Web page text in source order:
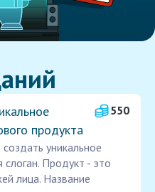
продукта
550
уникальное
Продукт - это
лица. Название